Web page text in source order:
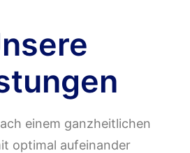
einem ganzheitlichen
optimal aufeinander